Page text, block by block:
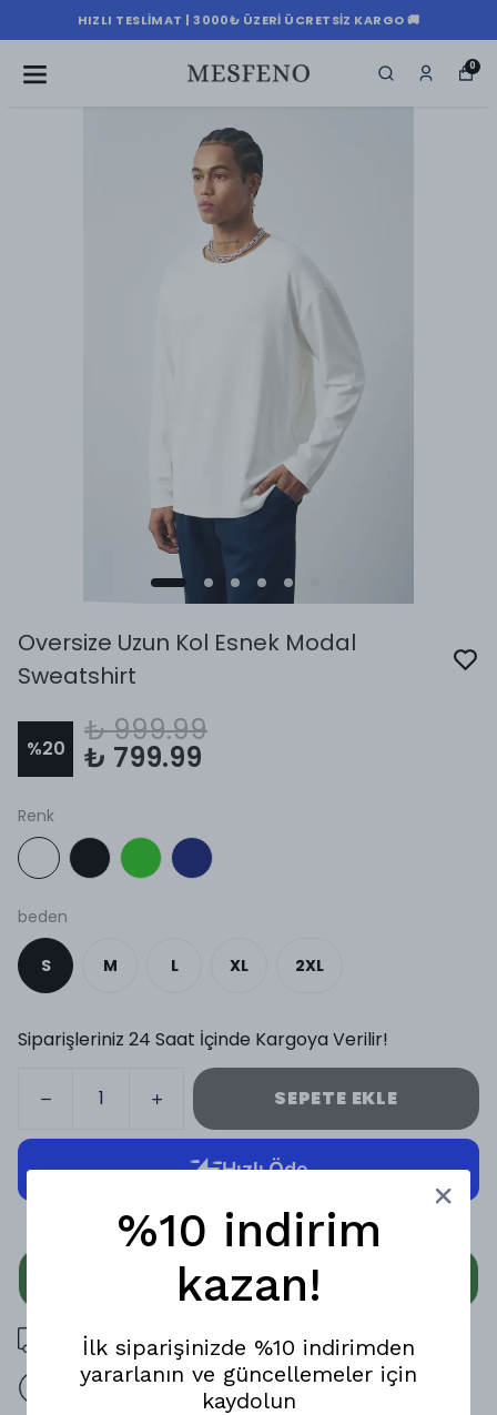
HIZLI TESLIMAT | 3000₺ ÜZERI ÜCRETSIZ KARGO 🚚
0
Oversize Uzun Kol Esnek Modal
Sweatshirt
%20
₺ 999.99
₺ 799.99
Renk
beden
S M L XL 2XL
Siparişleriniz 24 Saat İçinde Kargoya Verilir!
SEPETE EKLE
WHATSAPP
3000 TL üzeri ücretsiz kargo
14 gün içinde iade değişim
%10 indirim
kazan!
İlk siparişinizde %10 indirimden
yararlanın ve güncellemeler için
kaydolun